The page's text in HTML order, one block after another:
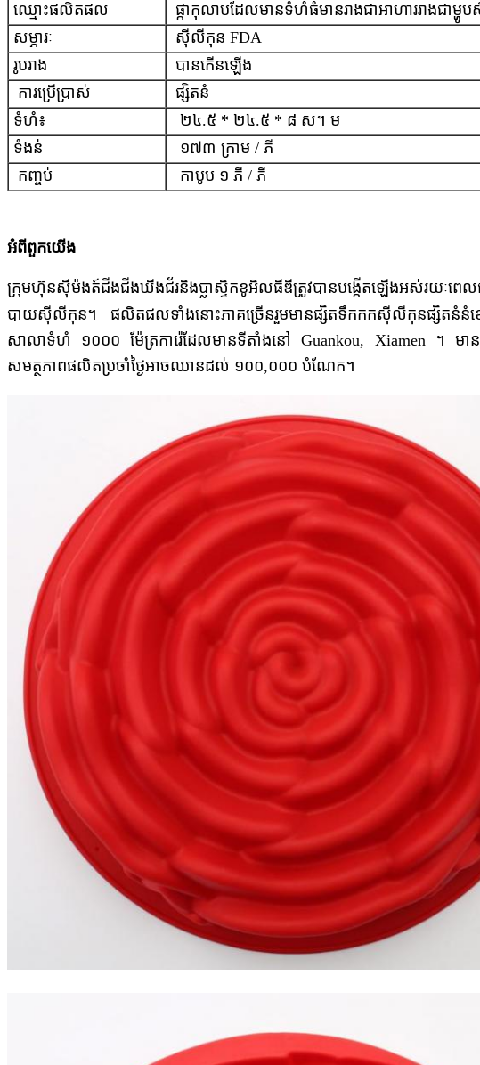
ឈ្មោះ​ផលិតផល
ផ្កាកុលាបដែលមានទំហំធំមានរាងជាអាហាររាងជា
សម្ភារៈ
ស៊ីលីកុន FDA
រូបរាង
បានកើនឡើង
ការប្រើប្រាស់
ផ្សិតនំ
ទំហំ៖
២៤.៥ * ២៤.៥ * ៨ ស។ ម
ទំងន់
១៧៣ ក្រាម / ភី
កញ្ចប់
កាបូប ១ ភី / ភី
អំពី​ពួក​យើង
ក្រុមហ៊ុនស៊ីម៉ងត៍ជីងជីងឃីងជ័រនិងប្លាស្ទិកខូអិលធីឌីត្រូវបានបង្កើតឡើងអស់រយ
បាយស៊ីលីកុន។ ផលិតផលទាំងនោះភាគច្រើនរួមមានផ្សិតទឹកកកស៊ីលីកុនផ្សិតនំនំខ
សាលាទំហំ ១០០០ ម៉ែត្រការ៉េដែលមានទីតាំងនៅ Guankou, Xiamen ។ មាន
សមត្ថភាពផលិតប្រចាំថ្ងៃអាចឈានដល់ ១០០,០០០ បំណែក។